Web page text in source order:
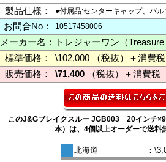
製品仕様： ●付属品:センターキャップ、バル
お問合No： 10517458006
メーカー名：
トレジャーワン（Treasure
標準価格：
\102,000 （税抜）＋消費税
販売価格：
\71,400 （税抜）＋消費税
このJ&Gブレイクスルー JGB003 20インチ
本）は、4個以上オーダーで送料
北海道 ：